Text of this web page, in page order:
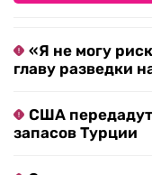
«Я не могу
главу разведки
США передадут
запасов Турции